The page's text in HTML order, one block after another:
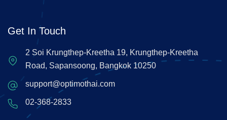
Get In Touch
2 Soi Krungthep-Kreetha 19, Krungthep-Kreetha
Road, Sapansoong, Bangkok 10250
support@optimothai.com
02-368-2833